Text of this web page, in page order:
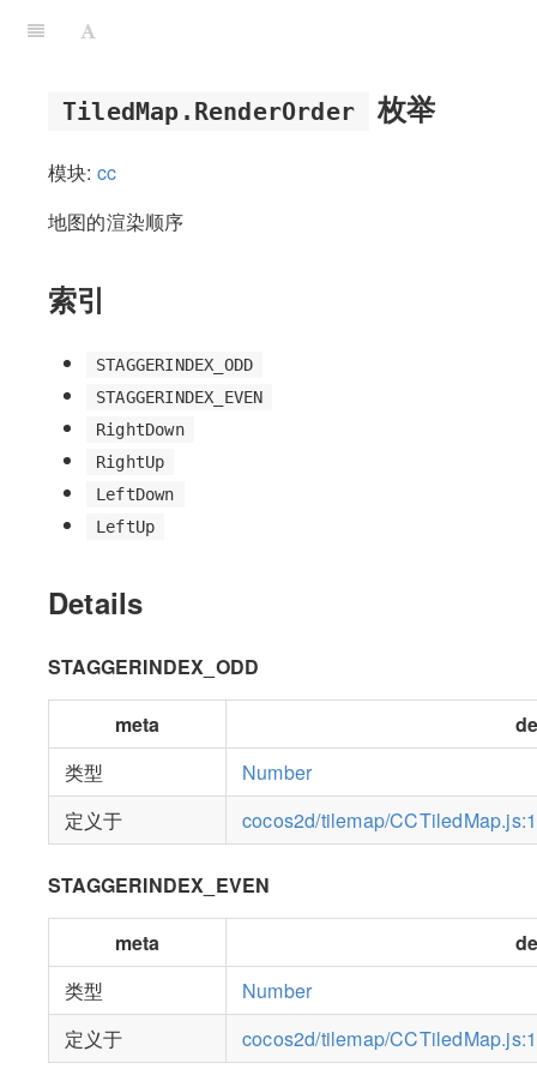
TiledMap.RenderOrder 枚举
模块: cc
地图的渲染顺序
索引
STAGGERINDEX_ODD
STAGGERINDEX_EVEN
RightDown
RightUp
LeftDown
LeftUp
Details
STAGGERINDEX_ODD
meta
类型
Number
定义于
cocos2d/tilemap/
STAGGERINDEX_EVEN
meta
类型
Number
定义于
cocos2d/tilemap/